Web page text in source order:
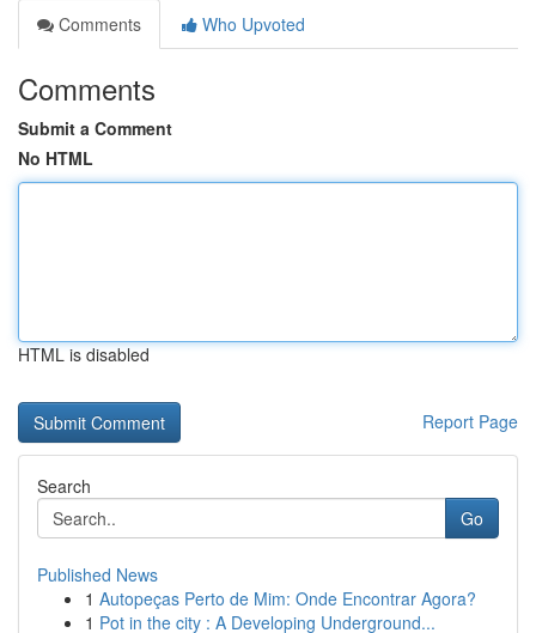
Comments
Who Upvoted
Comments
Submit a Comment
No HTML
HTML is disabled
Report Page
Search
Go
Published News
1 Autopeças Perto de Mim: Onde Encontrar Agora?
1 Pot in the city : A Developing Underground...